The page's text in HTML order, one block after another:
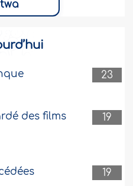
23
19
des films
19